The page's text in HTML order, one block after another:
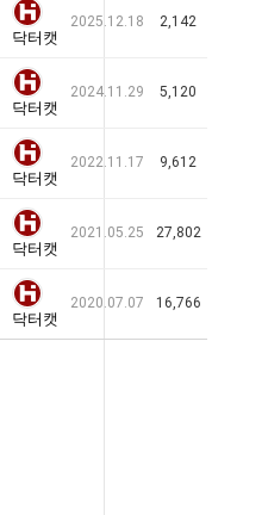
닥터캣
2025.12.18 2,142
닥터캣
2024.11.29 5,120
닥터캣
2022.11.17 9,612
닥터캣
2021.05.25 27,802
닥터캣
2020.07.07 16,766